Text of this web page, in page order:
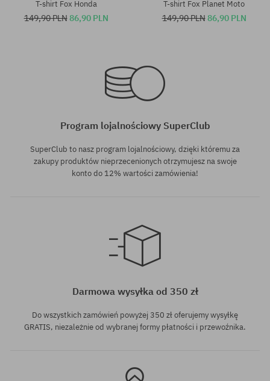
M
T-shirt Fox Honda
149,90 PLN86,90 PLN
Dostępne rozmiary:
T-shirt Fox Planet Moto
149,90 PLN86,90 PLN
Program lojalnościowy SuperClub
SuperClub to nasz program lojalnościowy, dzięki któremu za
zakupy produktów nieprzecenionych otrzymujesz na swoje
konto do 12% wartości zamówienia!
Darmowa wysyłka od 350 zł
Do wszystkich zamówień powyżej 350 zł oferujemy wysyłkę
GRATIS, niezależnie od wybranej formy płatności i przewoźnika.